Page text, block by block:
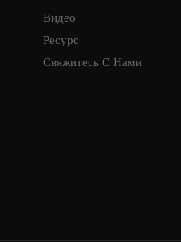
Видео
Ресурс
Свяжитесь С Нами